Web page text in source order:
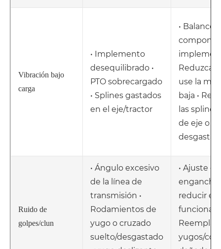
Vibración bajo
carga
• Implemento
desequilibrado •
PTO sobrecargado
• Splines gastados
en el eje/tractor
• Balance
Reduzca
use la
baja •
las
de eje o
Ruido de
golpes/clun
• Ángulo excesivo
de la línea de
transmisión •
Rodamientos de
yugo o cruzado
suelto/desgastado
• Ajuste el
enganche
reducir el
yugos/